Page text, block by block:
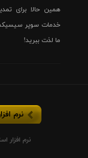
همین حالا برای
خدمات سوپر سیسیکم
ما لذت ببرید!
نرم
نرم افزار